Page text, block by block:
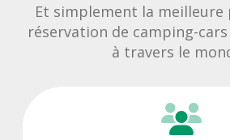
Et simplement la
réservation de camping-
à travers le